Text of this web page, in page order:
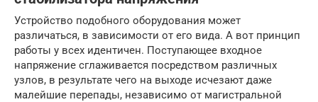
Устройство подобного оборудования может
различаться, в зависимости от его вида. А вот принцип
работы у всех идентичен. Поступающее входное
напряжение сглаживается посредством различных
узлов, в результате чего на выходе исчезают даже
малейшие перепады, независимо от магистральной